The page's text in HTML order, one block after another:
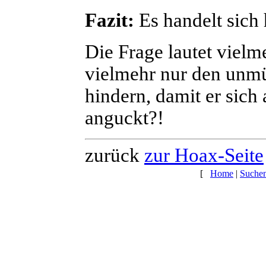
Fazit: Es handelt
Die Frage lautet
vielmehr nur den
hindern, damit er sich
anguckt?!
zurück zur Hoax-Seite
[ Home |